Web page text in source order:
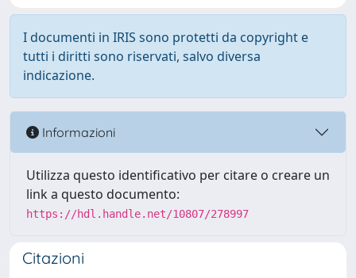
I documenti in IRIS sono protetti da copyright e
tutti i diritti sono riservati, salvo diversa
indicazione.
Informazioni
Utilizza questo identificativo per citare o creare un
link a questo documento:
https://hdl.handle.net/10807/278997
Citazioni